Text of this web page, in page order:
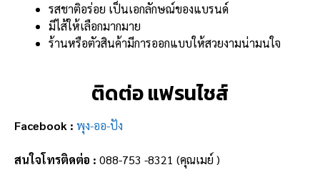
รสชาติอร่อย เป็นเอกลักษณ์ของแบรนด์
มีไส้ให้เลือกมากมาย
ร้านหรือตัวสินค้ามีการออกแบบให้สวยงามน่ามนใจ
ติดต่อ แฟรนไชส์
Facebook : พุง-ออ-ปัง
สนใจโทรติดต่อ : 088-753 -8321 (คุณเมย์ )